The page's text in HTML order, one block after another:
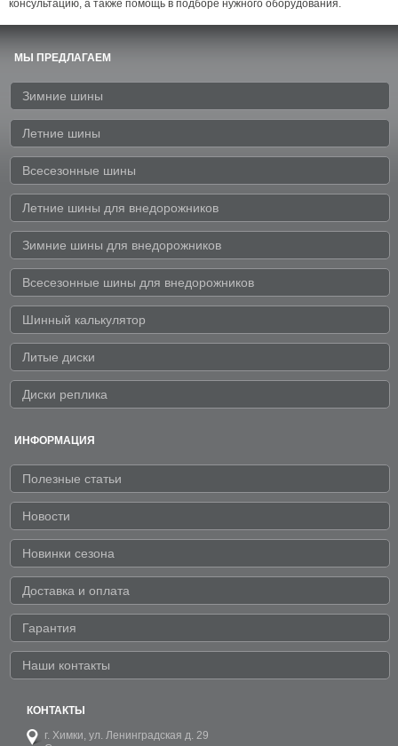
консультацию, а также помощь в подборе нужного оборудования.
МЫ ПРЕДЛАГАЕМ
Зимние шины
Летние шины
Всесезонные шины
Летние шины для внедорожников
Зимние шины для внедорожников
Всесезонные шины для внедорожников
Шинный калькулятор
Литые диски
Диски реплика
ИНФОРМАЦИЯ
Полезные статьи
Новости
Новинки сезона
Доставка и оплата
Гарантия
Наши контакты
КОНТАКТЫ
г. Химки, ул. Ленинградская д. 29